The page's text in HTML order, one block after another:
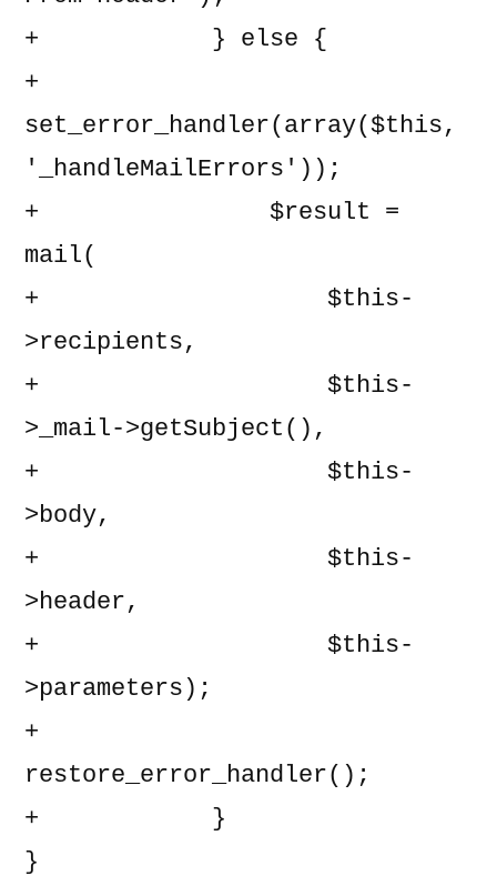
+            } else {
+
set_error_handler(array($this,
'_handleMailErrors'));
+                $result =
mail(
+                    $this-
>recipients,
+                    $this-
>_mail->getSubject(),
+                    $this-
>body,
+                    $this-
>header,
+                    $this-
>parameters);
+
restore_error_handler();
+            }
}